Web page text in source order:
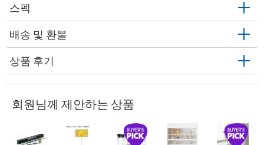
스펙
배송 및 환불
상품 후기
회원님께 제안하는 상품